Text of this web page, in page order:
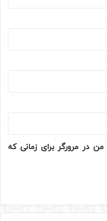
در مرورگر برای زمانی که